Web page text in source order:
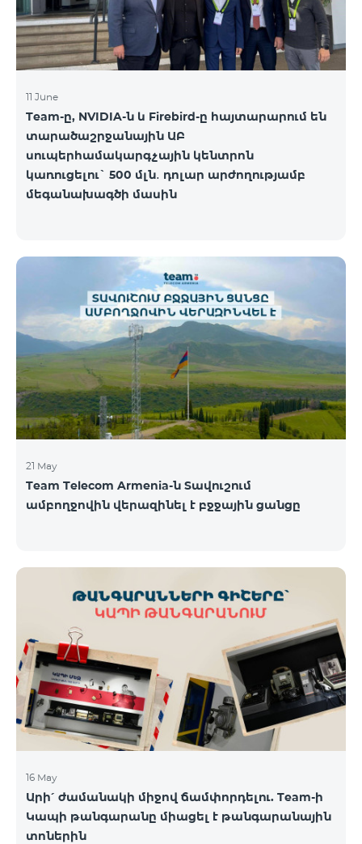
11 June
Team-ը, NVIDIA-ն և Firebird-ը հայտարարում են
տարածաշրջանային ԱԲ
սուպերհամակարգչային կենտրոն
կառուցելու` 500 մլն․ դոլար արժողությամբ
մեգանախագծի մասին
21 May
Team Telecom Armenia-ն Տավուշում
ամբողջովին վերազինել է բջջային ցանցը
16 May
Արի՛ ժամանակի միջով ճամփորդելու. Team-ի
Կապի թանգարանը միացել է թանգարանային
տոներին